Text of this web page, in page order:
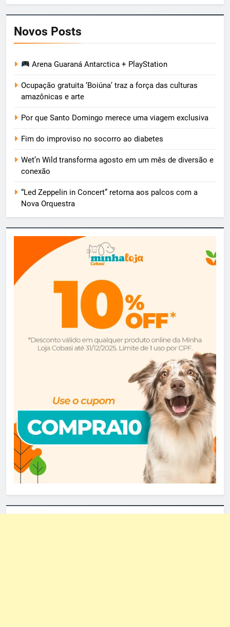
Novos Posts
Arena Guaraná Antarctica + PlayStation
Ocupação gratuita ‘Boiúna’ traz a força das culturas
amazônicas e arte
Por que Santo Domingo merece uma viagem exclusiva
Fim do improviso no socorro ao diabetes
Wet’n Wild transforma agosto em um mês de diversão e
conexão
“Led Zeppelin in Concert” retorna aos palcos com a
Nova Orquestra